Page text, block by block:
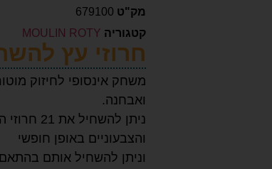
מק"ט 679100
קטגוריה MOULIN ROTY
חרוזי עץ
משחק אינסופי לחיזוק
ואבחנה.
ניתן
והצבעוניים באופן חופשי